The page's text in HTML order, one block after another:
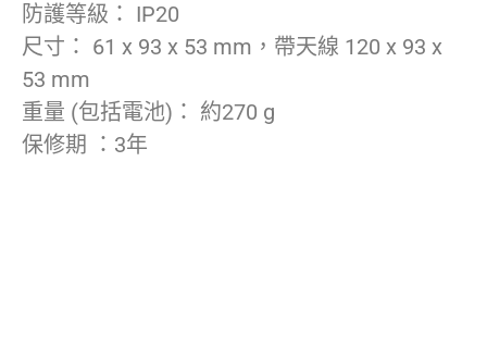
防護等級： IP20
尺寸： 61 x 93 x 53 mm，帶天線 120 x 93 x
53 mm
重量 (包括電池)： 約270 g
保修期 ：3年